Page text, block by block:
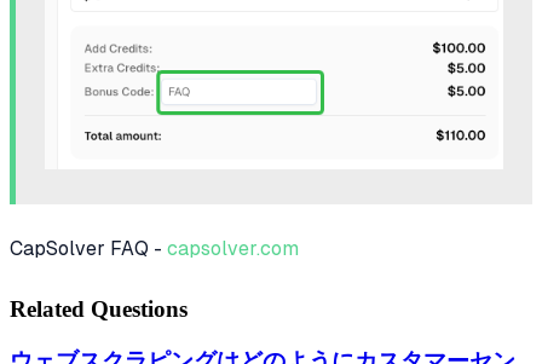
CapSolver FAQ - capsolver.com
Related Questions